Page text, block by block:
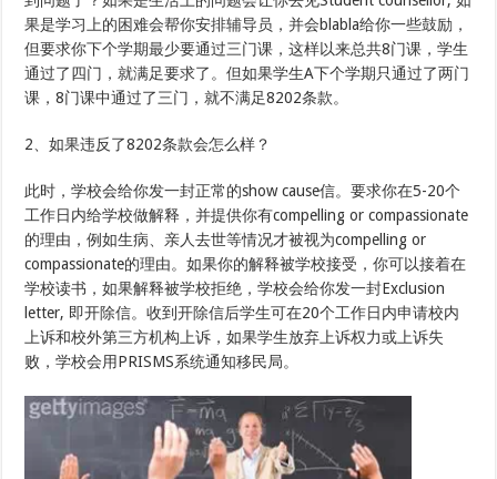
果是学习上的困难会帮你安排辅导员，并会blabla给你一些鼓励，
但要求你下个学期最少要通过三门课，这样以来总共8门课，学生
通过了四门，就满足要求了。但如果学生A下个学期只通过了两门
课，8门课中通过了三门，就不满足8202条款。
2、如果违反了8202条款会怎么样？
此时，学校会给你发一封正常的show cause信。要求你在5-20个
工作日内给学校做解释，并提供你有compelling or compassionate
的理由，例如生病、亲人去世等情况才被视为compelling or
compassionate的理由。如果你的解释被学校接受，你可以接着在
学校读书，如果解释被学校拒绝，学校会给你发一封Exclusion
letter, 即开除信。收到开除信后学生可在20个工作日内申请校内
上诉和校外第三方机构上诉，如果学生放弃上诉权力或上诉失
败，学校会用PRISMS系统通知移民局。